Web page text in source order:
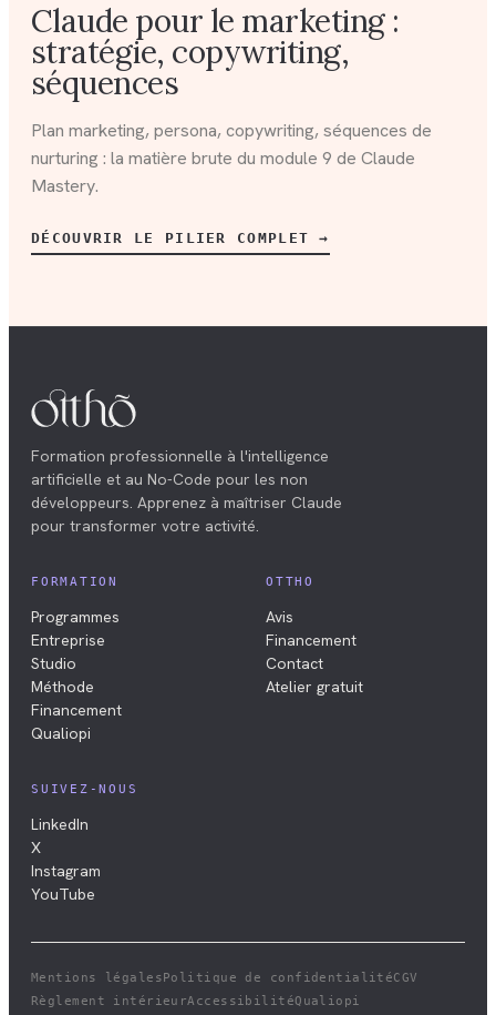
Claude pour le marketing :
stratégie, copywriting,
séquences
Plan marketing, persona, copywriting, séquences de
nurturing : la matière brute du module 9 de Claude
Mastery.
DÉCOUVRIR LE PILIER COMPLET →
Formation professionnelle à l'intelligence
artificielle et au No-Code pour les non
développeurs. Apprenez à maîtriser Claude
pour transformer votre activité.
FORMATION
Programmes
Entreprise
Studio
Méthode
Financement
Qualiopi
OTTHO
Avis
Financement
Contact
Atelier gratuit
SUIVEZ-NOUS
LinkedIn
X
Instagram
YouTube
Mentions légales Politique de confidentialitéCGV
Règlement intérieurAccessibilitéQualiopi